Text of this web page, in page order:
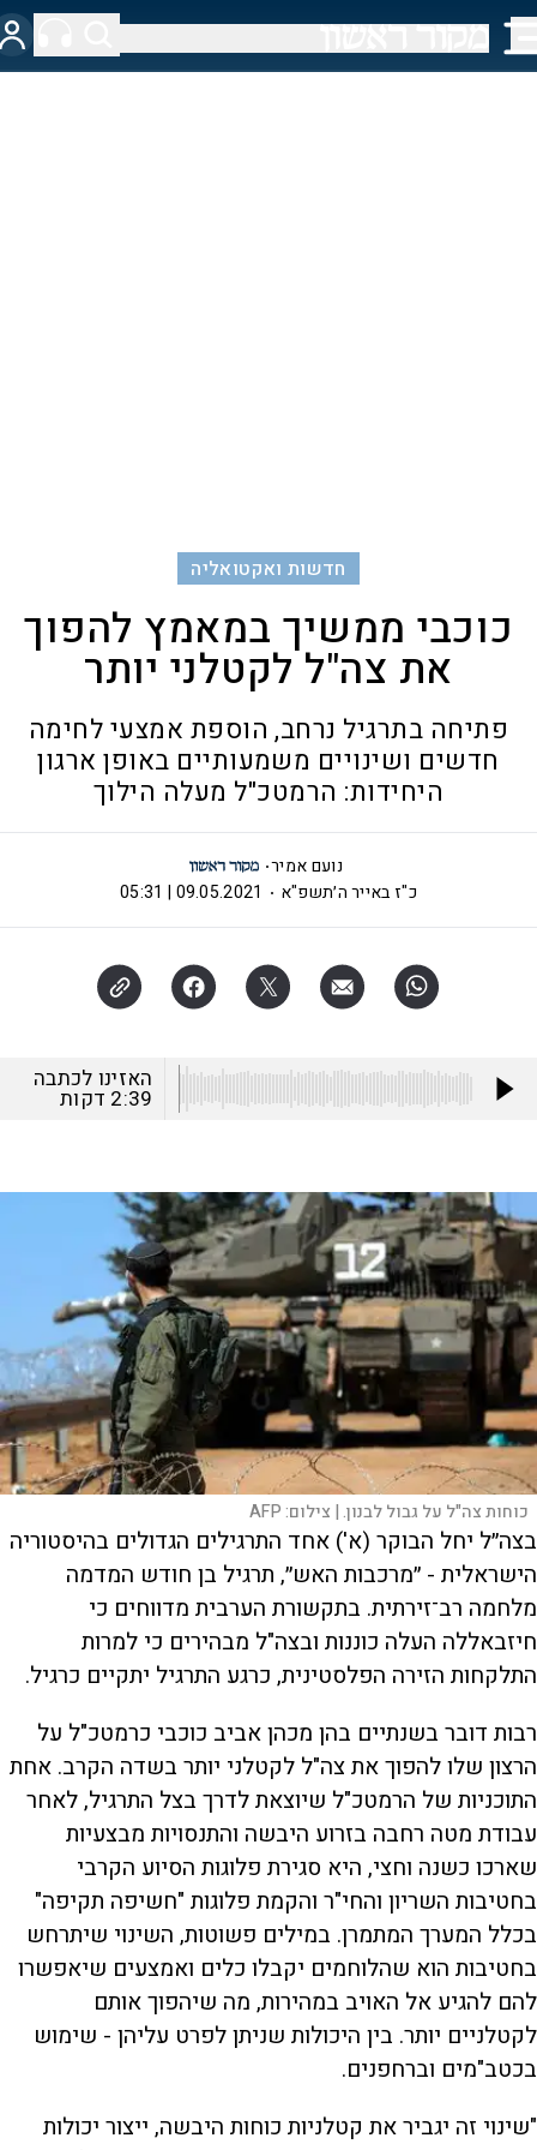
חדשות ואקטואליה
כוכבי ממשיך במאמץ להפוך
את צה"ל לקטלני יותר
פתיחה בתרגיל נרחב, הוספת אמצעי לחימה
חדשים ושינויים משמעותיים באופן ארגון
היחידות: הרמטכ"ל מעלה הילוך
נועם אמיר
כ"ז באייר ה׳תשפ"א
09.05.2021 | 05:31
האזינו לכתבה
2:39 דקות
כוחות צה"ל על גבול לבנון. | צילום:AFP
בצה״ל יחל הבוקר (א') אחד התרגילים הגדולים בהיסטוריה
הישראלית - ״מרכבות האש״, תרגיל בן חודש המדמה
מלחמה רב־זירתית. בתקשורת הערבית מדווחים כי
חיזבאללה העלה כוננות ובצה"ל מבהירים כי למרות
התלקחות הזירה הפלסטינית, כרגע התרגיל יתקיים כרגיל.
רבות דובר בשנתיים בהן מכהן אביב כוכבי כרמטכ"ל על
הרצון שלו להפוך את צה"ל לקטלני יותר בשדה הקרב. אחת
התוכניות של הרמטכ"ל שיוצאת לדרך בצל התרגיל, לאחר
עבודת מטה רחבה בזרוע היבשה והתנסויות מבצעיות
שארכו כשנה וחצי, היא סגירת פלוגות הסיוע הקרבי
בחטיבות השריון והחי"ר והקמת פלוגות "חשיפה תקיפה"
בכלל המערך המתמרן. במילים פשוטות, השינוי שיתרחש
בחטיבות הוא שהלוחמים יקבלו כלים ואמצעים שיאפשרו
להם להגיע אל האויב במהירות, מה שיהפוך אותם
לקטלניים יותר. בין היכולות שניתן לפרט עליהן - שימוש
בכטב"מים וברחפנים.
"שינוי זה יגביר את קטלניות כוחות היבשה, ייצור יכולות